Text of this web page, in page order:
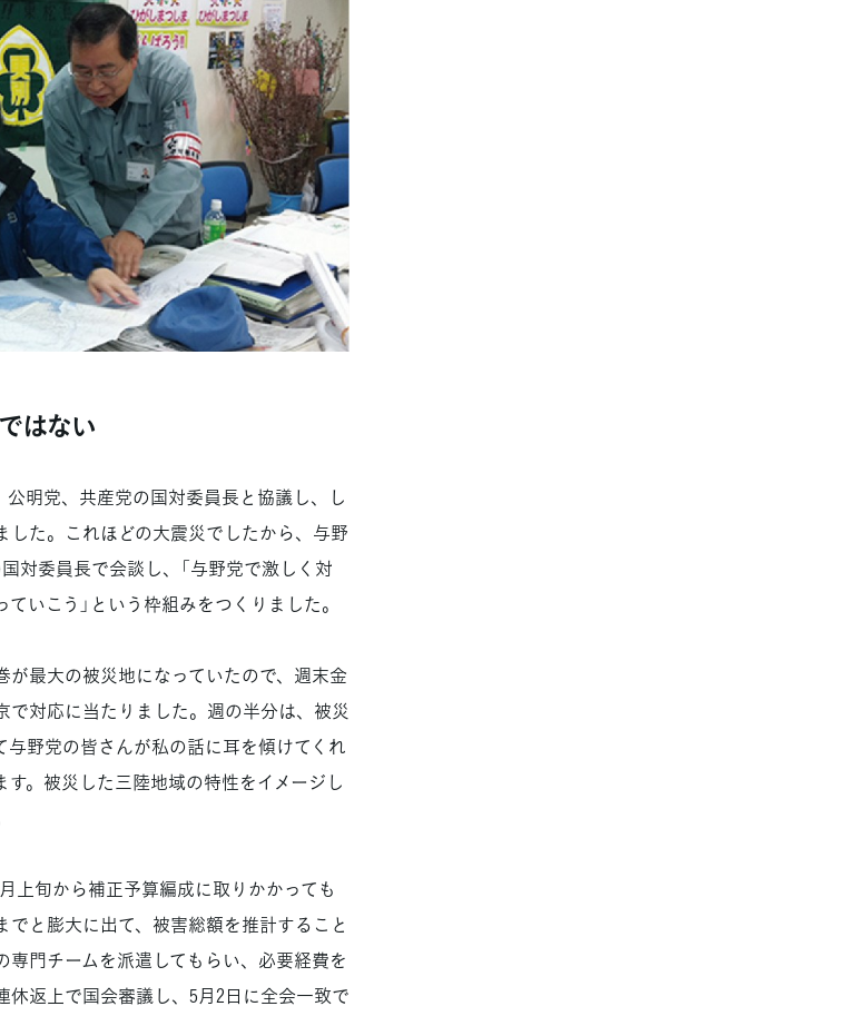
はない
明党、共産党の国対委員長と協議し、し
た。これほどの大震災でしたから、与野
対委員長で会談し、「与野党で激しく対
いこう」という枠組みをつくりました。
最大の被災地になっていたので、週末金
対応に当たりました。週の半分は、被災
野党の皆さんが私の話に耳を傾けてくれ
。被災した三陸地域の特性をイメージし
上旬から補正予算編成に取りかかっても
と膨大に出て、被害総額を推計すること
門チームを派遣してもらい、必要経費を
返上で国会審議し、5月2日に全会一致で